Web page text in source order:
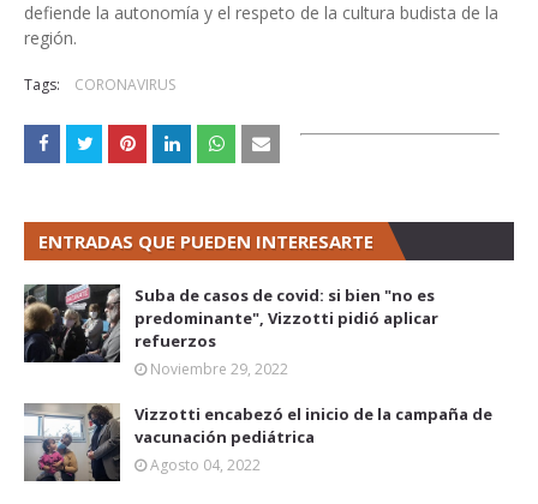
defiende la autonomía y el respeto de la cultura budista de la
región.
Tags: CORONAVIRUS
ENTRADAS QUE PUEDEN INTERESARTE
Suba de casos de covid: si bien "no es
predominante", Vizzotti pidió aplicar
refuerzos
Noviembre 29, 2022
Vizzotti encabezó el inicio de la campaña de
vacunación pediátrica
Agosto 04, 2022